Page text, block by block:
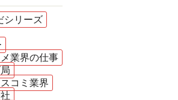
シリーズ
業界の仕事
コミ業界